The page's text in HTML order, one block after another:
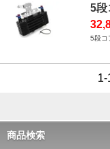
5段
5段コ
1-
商品検索